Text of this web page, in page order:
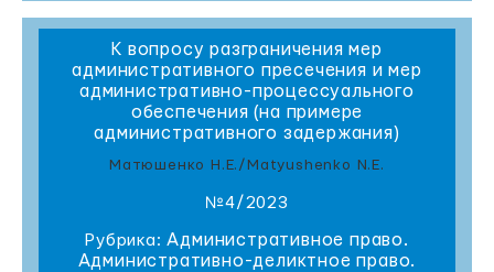
К вопросу разграничения мер
административного пресечения и мер
административно-процессуального
обеспечения (на примере
административного задержания)
Матюшенко Н.Е./Matyushenko N.E.
№4/2023
Рубрика:Административное право.
Административно-деликтное право.